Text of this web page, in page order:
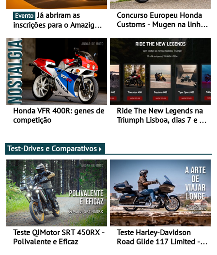
Evento Já abriram as
inscrições para o Amazigh
Marrocos, de 23 abril a 1
maio - The ultimate
experience in Morocco
Concurso Europeu Honda
Customs - Mugen na linha
ganhar
Honda VFR 400R: genes de
competição
Ride The New Legends na
Triumph Lisboa, dias 7 e 8
Test-Drives e Comparativos
Teste QJMotor SRT 450RX -
Polivalente e Eficaz
Teste Harley-Davidson
Road Glide 117 Limited - A